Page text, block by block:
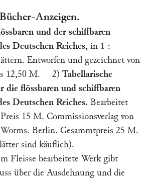
Bücher-Anzeigen.
und der schiffbaren
Deutschen Reiches, in 1 :
Entworfen und gezeichnet von
12,50 M. 2) Tabellarische
die flössbaren und schiffbaren
Deutschen Reiches. Bearbeitet
Preis 15 M. Commissionsverlag von
Berlin. Gesammtpreis 25 M.
sind käuflich).
Fleisse bearbeitete Werk gibt
über die Ausdehnung und die